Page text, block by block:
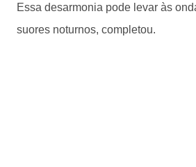
Essa desarmonia pode levar às
suores noturnos, completou.